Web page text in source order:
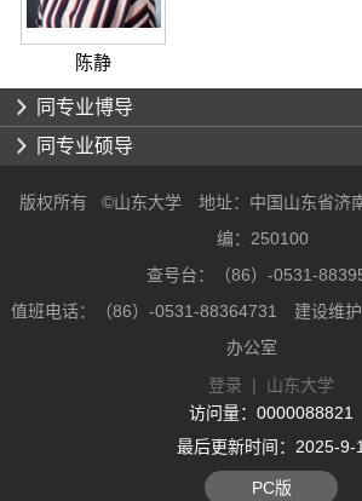
陈静
同专业博导
同专业硕导
版权所有 ©山东大学 地址：中国山东省济
编：250100
查号台：（86）-0531-
值班电话：（86）-0531-88364731 建设维
办公室
登录 | 山东大学
访问量： 0000088821
最后更新时间： 2025-9-1
PC版